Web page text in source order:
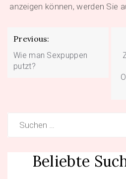
anzeigen können, werden Sie
Previous:
Wie man Sexpuppen
putzt?
nach:
Beliebte